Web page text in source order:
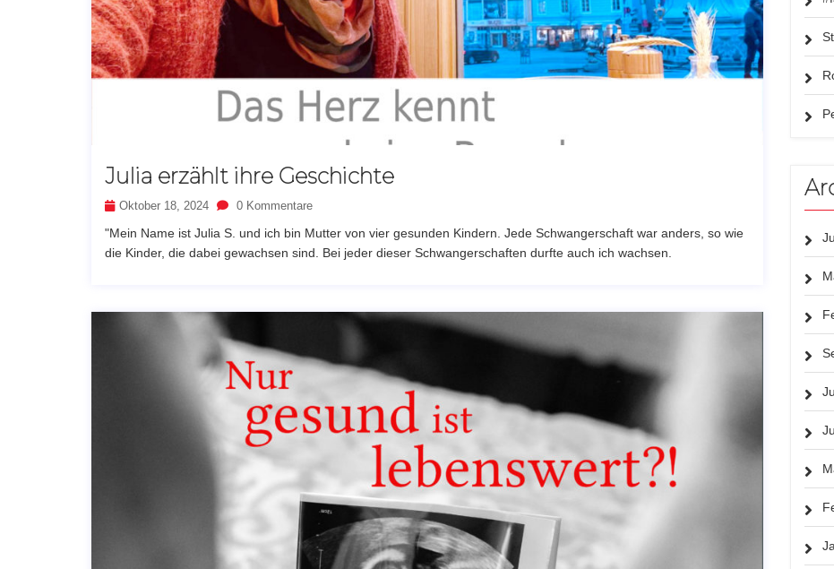
Julia erzählt ihre Geschichte
Oktober 18, 2024 0 Kommentare
"Mein Name ist Julia S. und ich bin Mutter von vier gesunden Kindern. Jede Schwangerschaft war anders, so wie
die Kinder, die dabei gewachsen sind. Bei jeder dieser Schwangerschaften durfte auch ich wachsen.